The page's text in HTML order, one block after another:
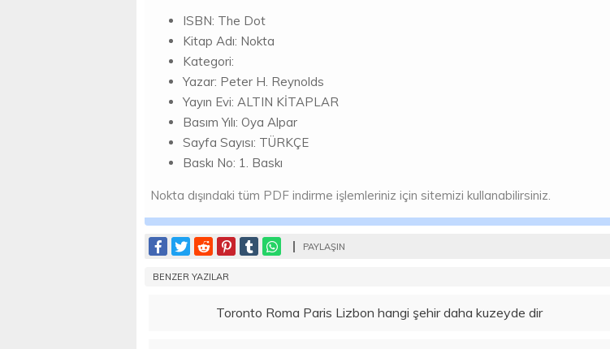
ISBN: The Dot
Kitap Adı: Nokta
Kategori:
Yazar: Peter H. Reynolds
Yayın Evi: ALTIN KİTAPLAR
Basım Yılı: Oya Alpar
Sayfa Sayısı: TÜRKÇE
Baskı No: 1. Baskı
Nokta dışındaki tüm PDF indirme işlemleriniz için sitemizi kullanabilirsiniz.
PAYLAŞIN
BENZER YAZILAR
Toronto Roma Paris Lizbon hangi şehir daha kuzeyde dir